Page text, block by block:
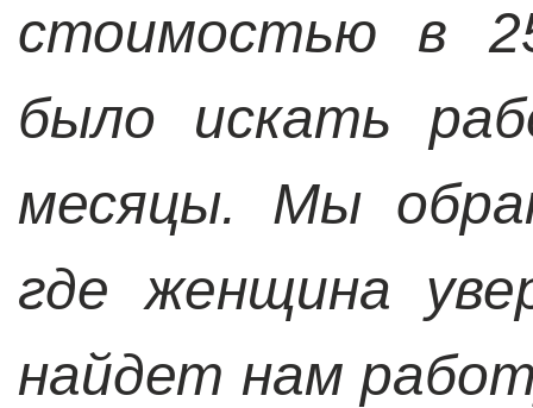
стоимостью в
было искать
месяцы. Мы
где женщина
найдет нам